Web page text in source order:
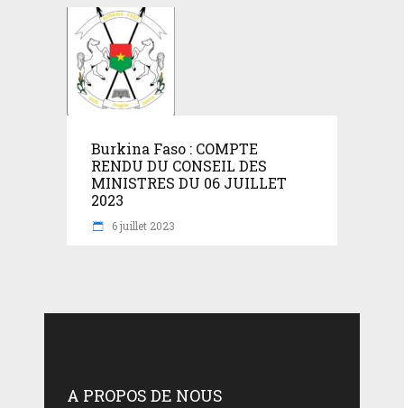
Burkina Faso : COMPTE
RENDU DU CONSEIL DES
MINISTRES DU 06 JUILLET
2023
6 juillet 2023
A PROPOS DE NOUS